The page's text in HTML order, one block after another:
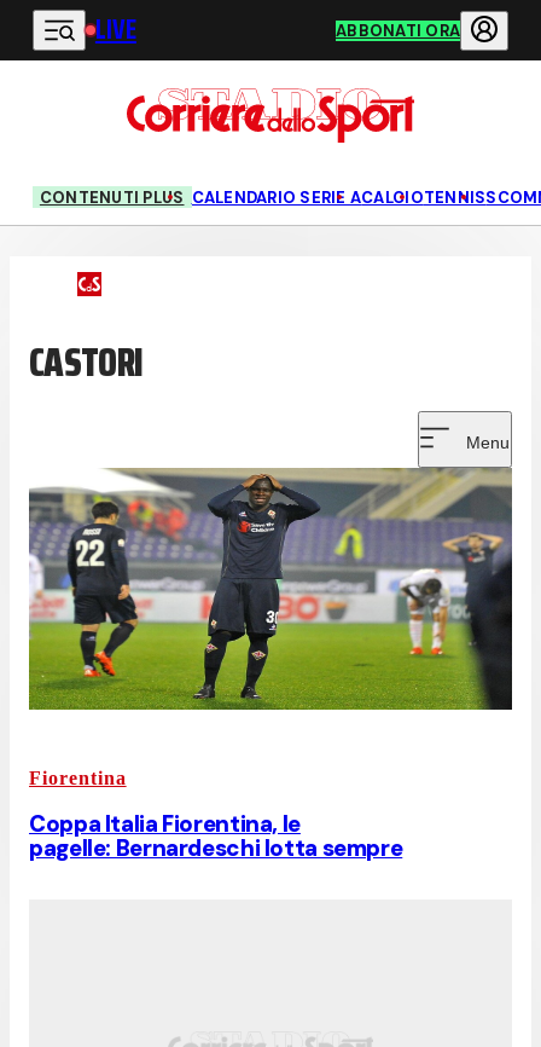
Vai al contenuto principale
LIVE ABBONATI ORA
CONTENUTI PLUS CALENDARIO SERIE ACALCIOTENNIS
CASTORI
Menu
Fiorentina
Coppa Italia Fiorentina, le
pagelle: Bernardeschi lotta sempre